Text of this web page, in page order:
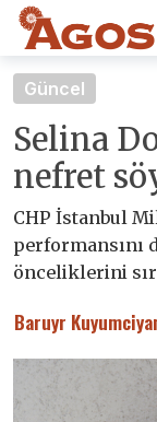
Güncel
Selina
nefret
CHP İstanbul
performansını
önceliklerini
Baruyr